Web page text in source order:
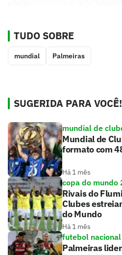
TUDO SOBRE
mundial Palmeiras
SUGERIDA PARA VOCÊ!
mundial de
Mundial de
formato com
Há 1 mês
copa do mundo
Rivais do
Clubes
do Mundo
Há 1 mês
futebol nacional
Palmeiras